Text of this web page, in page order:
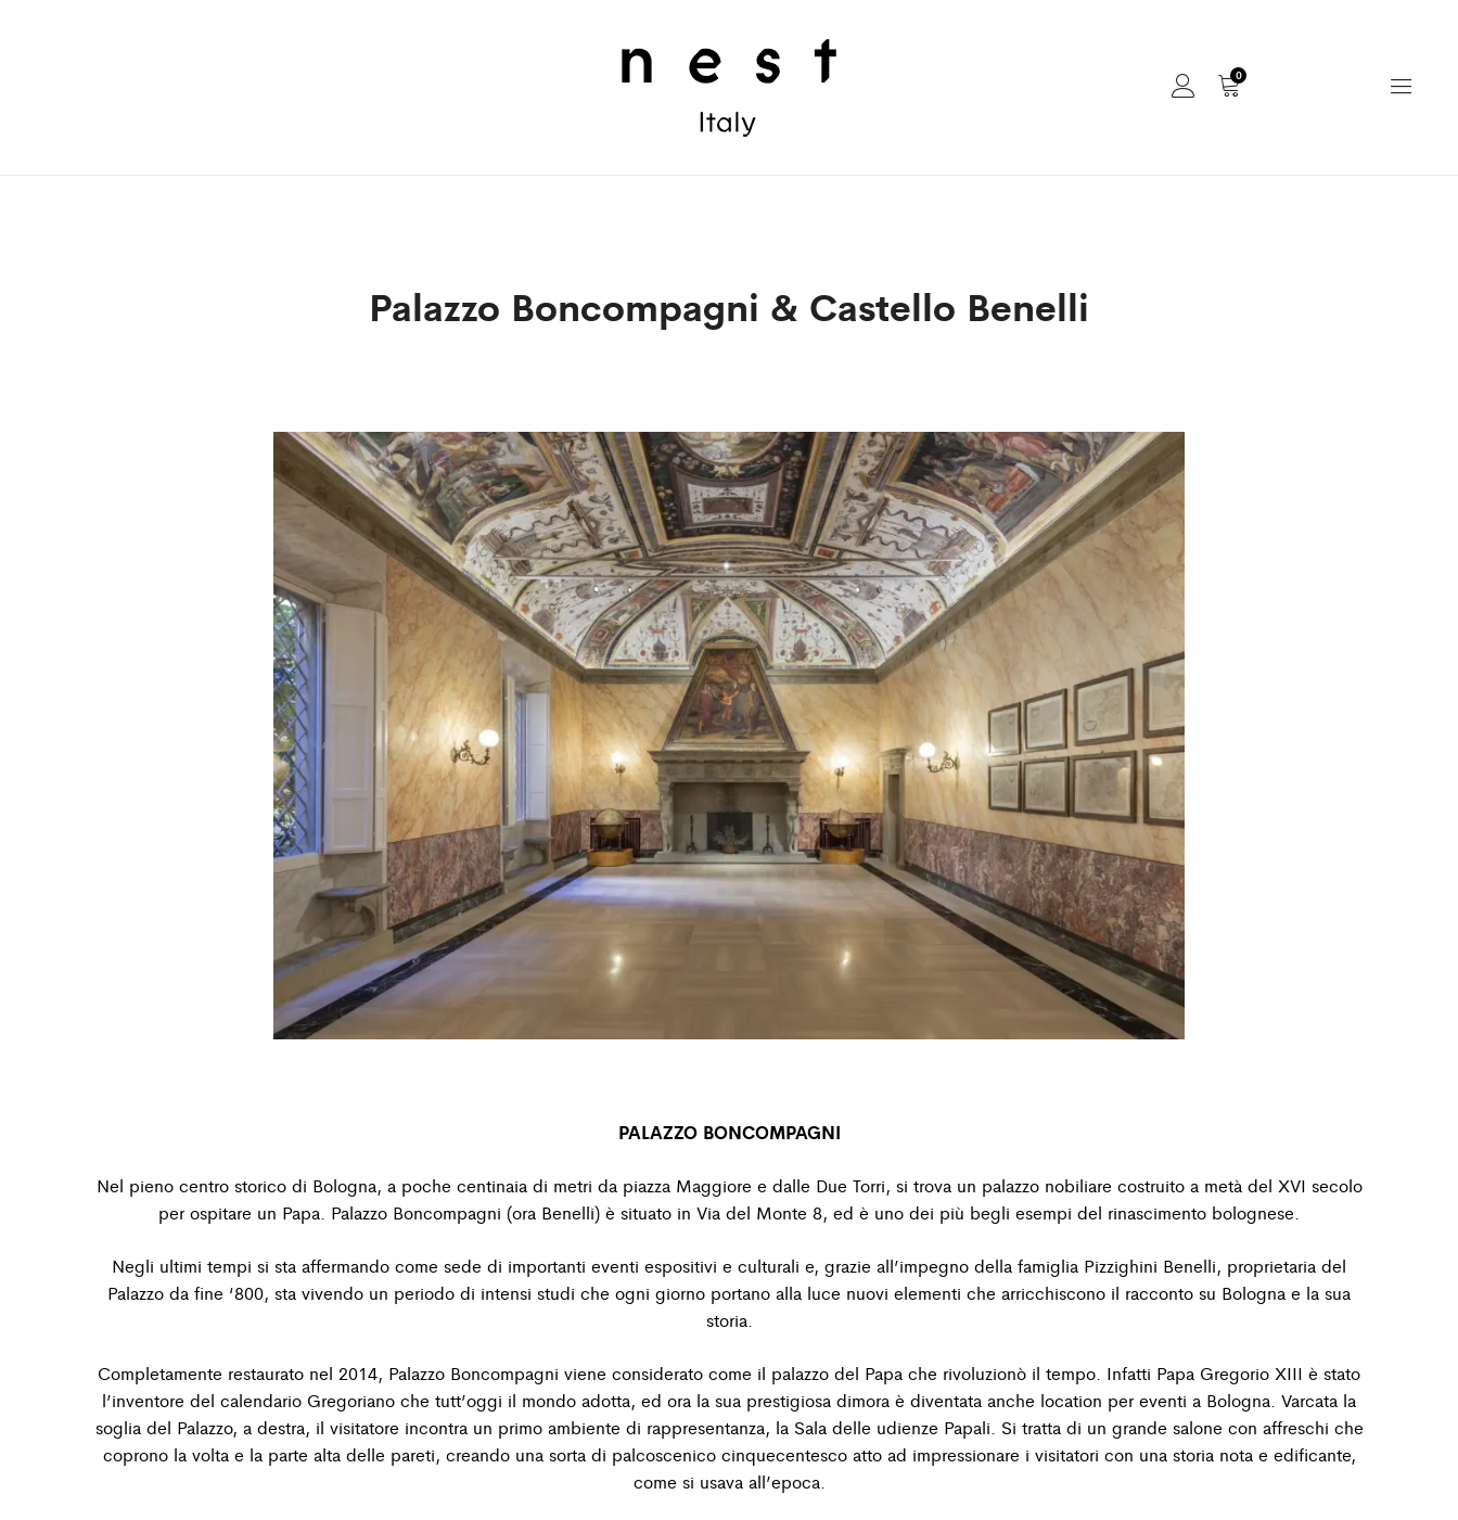
0
Palazzo Boncompagni & Castello Benelli
PALAZZO BONCOMPAGNI
Nel pieno centro storico di Bologna, a poche centinaia di metri da piazza Maggiore e dalle Due Torri, si trova un palazzo nobiliare costruito a metà del XVI secolo
per ospitare un Papa. Palazzo Boncompagni (ora Benelli) è situato in Via del Monte 8, ed è uno dei più begli esempi del rinascimento bolognese.
Negli ultimi tempi si sta affermando come sede di importanti eventi espositivi e culturali e, grazie all’impegno della famiglia Pizzighini Benelli, proprietaria del
Palazzo da fine ‘800, sta vivendo un periodo di intensi studi che ogni giorno portano alla luce nuovi elementi che arricchiscono il racconto su Bologna e la sua
storia.
Completamente restaurato nel 2014, Palazzo Boncompagni viene considerato come il palazzo del Papa che rivoluzionò il tempo. Infatti Papa Gregorio XIII è stato
l’inventore del calendario Gregoriano che tutt’oggi il mondo adotta, ed ora la sua prestigiosa dimora è diventata anche location per eventi a Bologna. Varcata la
soglia del Palazzo, a destra, il visitatore incontra un primo ambiente di rappresentanza, la Sala delle udienze Papali. Si tratta di un grande salone con affreschi che
coprono la volta e la parte alta delle pareti, creando una sorta di palcoscenico cinquecentesco atto ad impressionare i visitatori con una storia nota e edificante,
come si usava all’epoca.